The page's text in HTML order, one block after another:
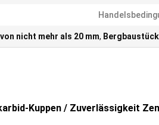
nicht mehr als 20 mm,
Kuppen / Zuverlässigkeit